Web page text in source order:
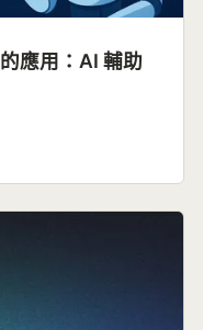
應用：AI 輔助